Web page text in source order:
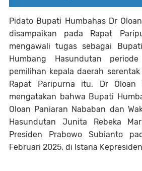
Pidato Bupati Humbahas Dr
disampaikan pada Rapat
mengawali tugas sebagai
Humbang Hasundutan
pemilihan kepala daerah
Rapat Paripurna itu, Dr Oloan
mengatakan bahwa Bupati
Oloan Paniaran Nababan dan
Hasundutan Junita Rebeka
Presiden Prabowo Subianto
Februari 2025, di Istana